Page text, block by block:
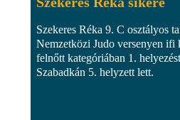
Szekeres Réka 9. C osztályos
Nemzetközi Judo versenyen ifi
felnőtt kategóriában 1.
Szabadkán 5. helyzett lett.